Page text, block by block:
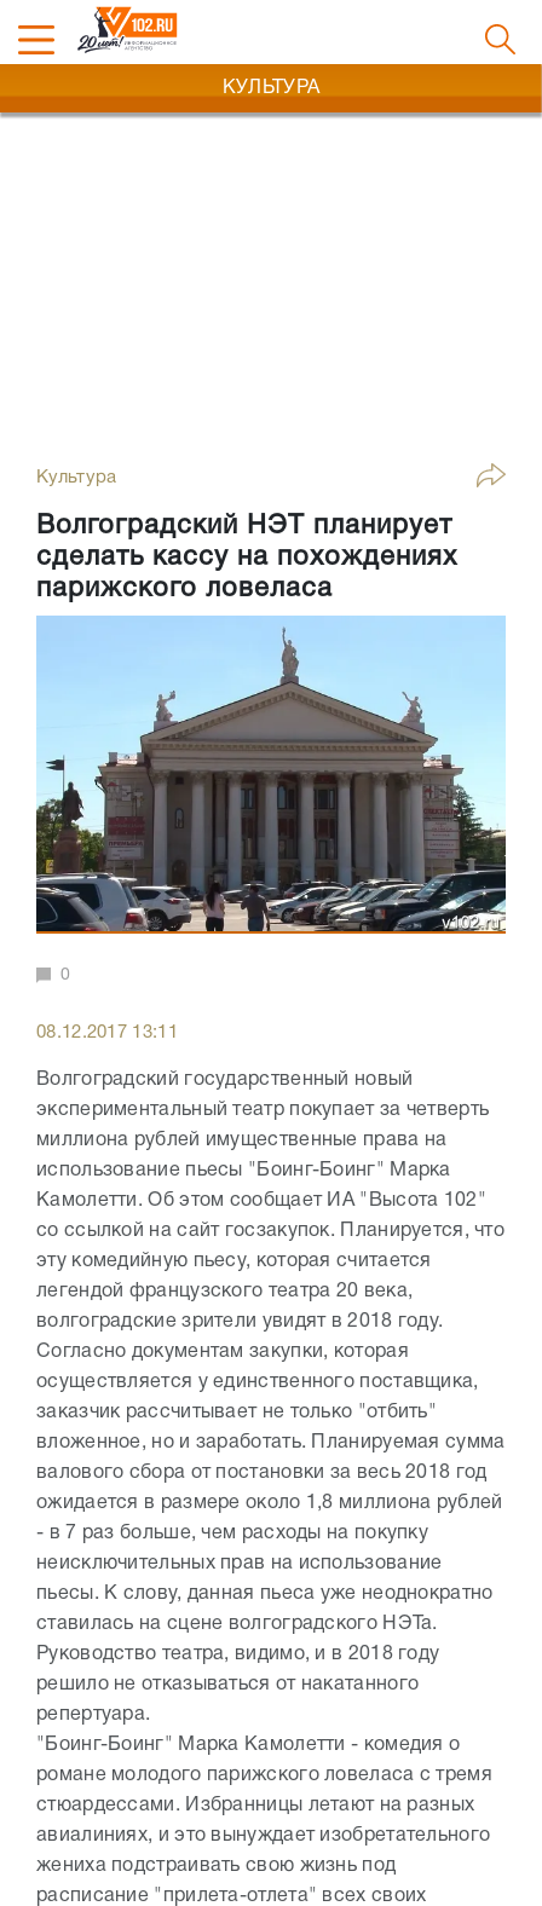
КУЛЬТУРА
Культура
Волгоградский НЭТ планирует
сделать кассу на похождениях
парижского ловеласа
0
08.12.2017 13:11
Волгоградский государственный новый
экспериментальный театр покупает за четверть
миллиона рублей имущественные права на
использование пьесы "Боинг-Боинг" Марка
Камолетти. Об этом сообщает ИА "Высота 102"
со ссылкой на сайт госзакупок. Планируется, что
эту комедийную пьесу, которая считается
легендой французского театра 20 века,
волгоградские зрители увидят в 2018 году.
Согласно документам закупки, которая
осуществляется у единственного поставщика,
заказчик рассчитывает не только "отбить"
вложенное, но и заработать. Планируемая сумма
валового сбора от постановки за весь 2018 год
ожидается в размере около 1,8 миллиона рублей
- в 7 раз больше, чем расходы на покупку
неисключительных прав на использование
пьесы. К слову, данная пьеса уже неоднократно
ставилась на сцене волгоградского НЭТа.
Руководство театра, видимо, и в 2018 году
решило не отказываться от накатанного
репертуара.
"Боинг-Боинг" Марка Камолетти - комедия о
романе молодого парижского ловеласа с тремя
стюардессами. Избранницы летают на разных
авиалиниях, и это вынуждает изобретательного
жениха подстраивать свою жизнь под
расписание "прилета-отлета" всех своих